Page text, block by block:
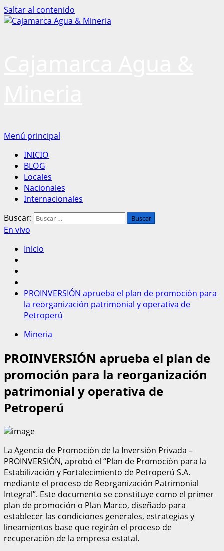
Saltar al contenido
Menú principal
INICIO
BLOG
Locales
Nacionales
Internacionales
Buscar:
En vivo
Inicio
PROINVERSIÓN aprueba el plan de promoción para
la reorganización patrimonial y operativa de
Petroperú
Mineria
PROINVERSIÓN aprueba el plan de
promoción para la reorganización
patrimonial y operativa de
Petroperú
La Agencia de Promoción de la Inversión Privada –
PROINVERSIÓN, aprobó el “Plan de Promoción para la
Estabilización y Fortalecimiento de Petroperú S.A.
mediante el proceso de Reorganización Patrimonial
Integral”. Este documento se constituye como el primer
plan de promoción o Plan Marco, diseñado para
establecer las condiciones generales, estrategias y
lineamientos base que regirán el proceso de
recuperación de la empresa estatal.